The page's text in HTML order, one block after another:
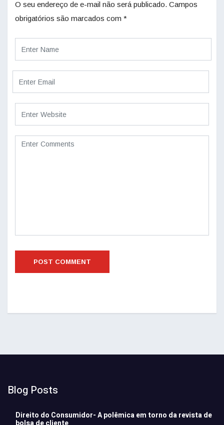
O seu endereço de e-mail não será publicado. Campos
obrigatórios são marcados com *
Blog Posts
Direito do Consumidor- A polêmica em torno da revista de